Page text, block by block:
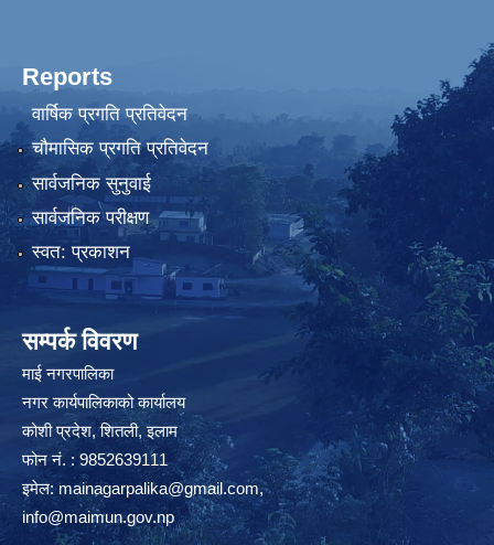
Reports
वार्षिक प्रगति प्रतिवेदन
चौमासिक प्रगति प्रतिवेदन
सार्वजनिक सुनुवाई
सार्वजनिक परीक्षण
स्वत: प्रकाशन
सम्पर्क विवरण
माई नगरपालिका
नगर कार्यपालिकाको कार्यालय
कोशी प्रदेश, शितली, इलाम
फोन नं. : 9852639111
इमेल:mainagarpalika@gmail.com,
info@maimun.gov.np